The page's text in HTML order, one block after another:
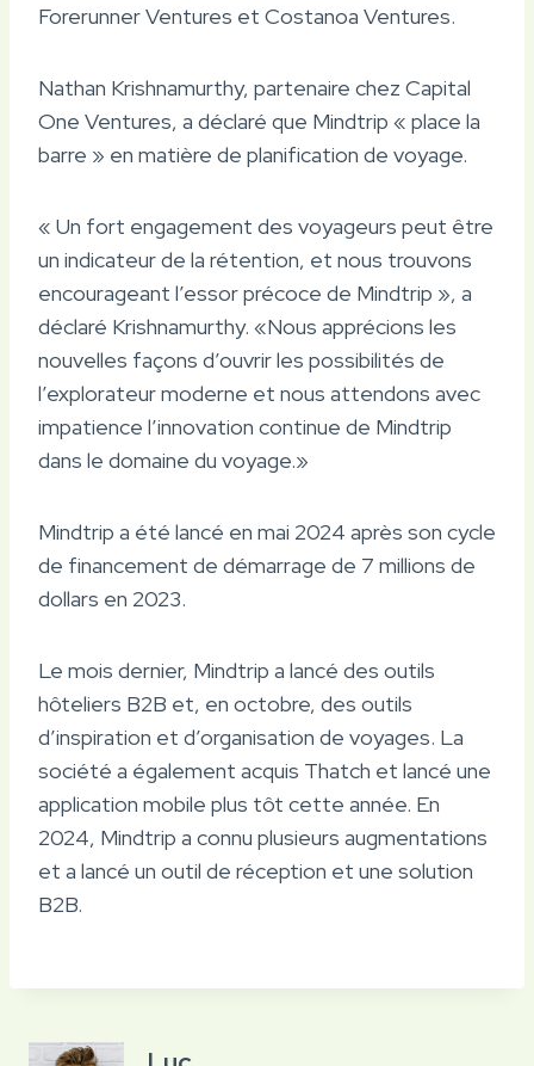
Forerunner Ventures et Costanoa Ventures.
Nathan Krishnamurthy, partenaire chez Capital
One Ventures, a déclaré que Mindtrip « place la
barre » en matière de planification de voyage.
« Un fort engagement des voyageurs peut être
un indicateur de la rétention, et nous trouvons
encourageant l’essor précoce de Mindtrip », a
déclaré Krishnamurthy. «Nous apprécions les
nouvelles façons d’ouvrir les possibilités de
l’explorateur moderne et nous attendons avec
impatience l’innovation continue de Mindtrip
dans le domaine du voyage.»
Mindtrip a été lancé en mai 2024 après son cycle
de financement de démarrage de 7 millions de
dollars en 2023.
Le mois dernier, Mindtrip a lancé des outils
hôteliers B2B et, en octobre, des outils
d’inspiration et d’organisation de voyages. La
société a également acquis Thatch et lancé une
application mobile plus tôt cette année. En
2024, Mindtrip a connu plusieurs augmentations
et a lancé un outil de réception et une solution
B2B.